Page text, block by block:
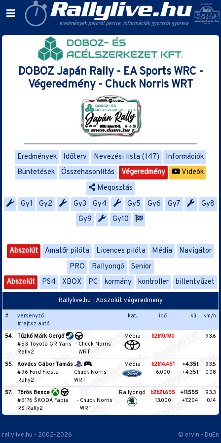
DOBOZ Japán Rally - EA Sports WRC -
Végeredmény - Chuck Norris WRT
Eredmények Időterv Nevezési lista (147)
Információk
Büntetések
Összehasonlítás Végeredmény
Videók
Megosztás
Gy1
Gy2 Gy3 Gy4 Gy5 Gy6 Gy7
Gy8
Gy9
Gy10
Abszolút Amatőr pilóta Licences pilóta Média
Navigátor
PRO
Rallyongó
Senior
Abszolút
PS4 XBOX PC kormány kontroller billentyűzet
Rallylive.hu - Abszolút végeredmeny
#
versenyző
#rajt.sz autó
kat. idő kül. km/h
54.
Tűzkő Márk Gergő
#53 Toyota GR Yaris
Rally2
- Chuck Norris
WRT
Média 1:21:10.100 93.6
55.
Kovács Gábor Tamás
#96 Ford Fiesta
Rally2
- Chuck Norris
WRT
Média
1:21:14.451
6.000
+4.351
+4.351
93.5
0.08
57.
Török Bence
#5176 ŠKODA Fabia
RS Rally2
- Chuck Norris
WRT
Rallyongó
1:21:21.655
13.000
+11.555
+7.204
93.3
0.14
rallylive.hu - 2002-2026 © ervin - DuEn